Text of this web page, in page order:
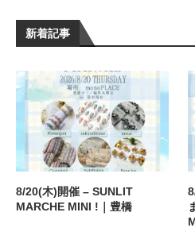
新着記事
8/20(木)開催 – SUNLIT
MARCHE MINI !｜豊橋